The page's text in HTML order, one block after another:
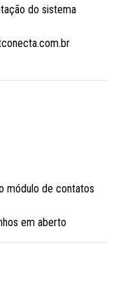
do sistema
módulo de contatos
em aberto